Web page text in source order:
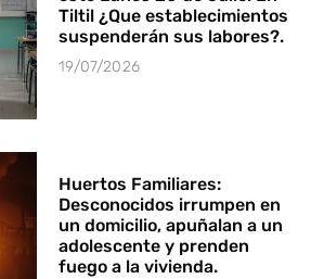
Tiltil ¿Que establecimientos
suspenderán sus labores?.
19/07/2026
Huertos Familiares:
Desconocidos irrumpen en
un domicilio, apuñalan a un
adolescente y prenden
fuego a la vivienda.